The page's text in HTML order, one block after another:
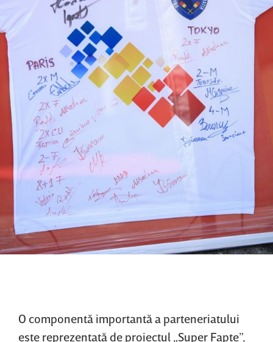
O componentă importantă a parteneriatului
este reprezentată de proiectul „Super Fapte”,